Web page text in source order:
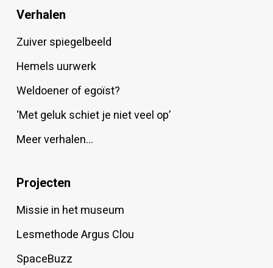
Verhalen
Zuiver spiegelbeeld
Hemels uurwerk
Weldoener of egoïst?
‘Met geluk schiet je niet veel op’
Meer verhalen…
Projecten
Missie in het museum
Lesmethode Argus Clou
SpaceBuzz